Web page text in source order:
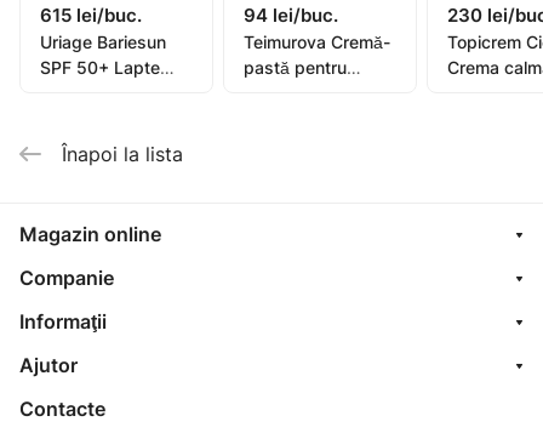
615 lei/buc.
Uriage Bariesun
SPF 50+ Lapte
94 lei/buc.
Teimurova Cremă-
pastă pentru
230 lei/
Topicrem
Crema
Înapoi la lista
Magazin online
Companie
Informaţii
Ajutor
Contacte